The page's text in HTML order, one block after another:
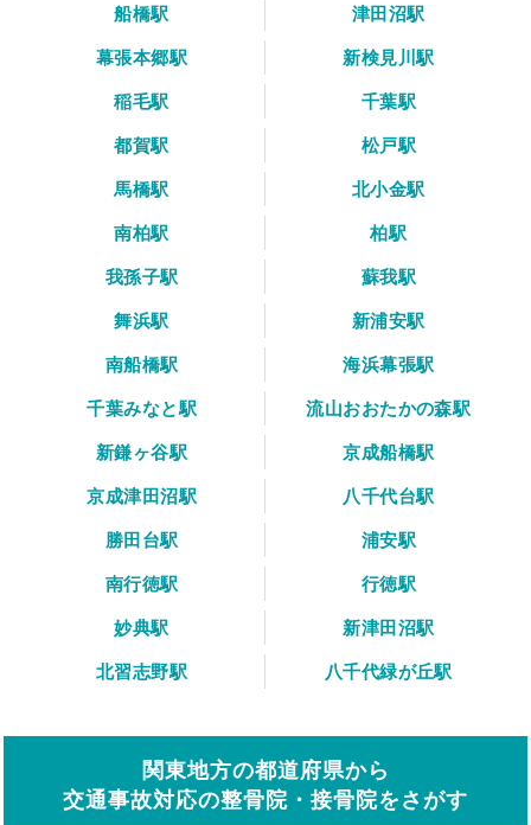
船橋駅
津田沼駅
幕張本郷駅
新検見川駅
稲毛駅
千葉駅
都賀駅
松戸駅
馬橋駅
北小金駅
南柏駅
柏駅
我孫子駅
蘇我駅
舞浜駅
新浦安駅
南船橋駅
海浜幕張駅
千葉みなと駅
流山おおたかの森駅
新鎌ヶ谷駅
京成船橋駅
京成津田沼駅
八千代台駅
勝田台駅
浦安駅
南行徳駅
行徳駅
妙典駅
新津田沼駅
北習志野駅
八千代緑が丘駅
関東地方の都道府県から
交通事故対応の整骨院・接骨院をさがす